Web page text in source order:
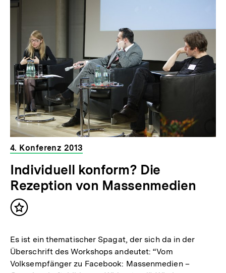
4. Konferenz 2013
Individuell konform? Die
Rezeption von Massenmedien
Inhalt
Es ist ein thematischer Spagat, der sich da in der
Überschrift des Workshops andeutet: “Vom
Volksempfänger zu Facebook: Massenmedien –